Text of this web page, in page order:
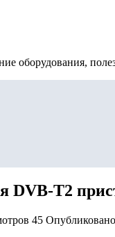
оборудования,
DVB-T2
45 Опубликовано